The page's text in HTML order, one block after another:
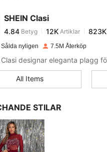
SHEIN Clasi
4.84 Betyg
a***6 betalade1 dag sedan
4.84
Sålda nyligen 7.5M Återköp
All Items
STILAR